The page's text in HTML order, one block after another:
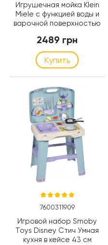
Игрушечная мойка Klein
Miele с функцией воды и
варочной поверхностью
2489 грн
Купить
7600311909
Игровой набор Smoby
Toys Disney Стич Умная
кухня в кейсе 43 см